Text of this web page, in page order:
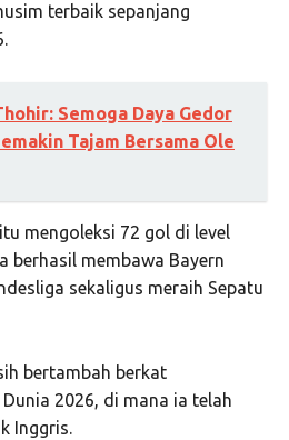
terbaik sepanjang
Semoga Daya Gedor
Tajam Bersama Ole
mengoleksi 72 gol di level
berhasil membawa Bayern
sekaligus meraih Sepatu
bertambah berkat
2026, di mana ia telah
Inggris.